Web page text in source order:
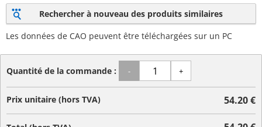
Rechercher à nouveau des produits similaires
Les données de CAO peuvent être téléchargées sur un PC
Quantité de la commande : - +
Prix unitaire (hors TVA) 54.20 €